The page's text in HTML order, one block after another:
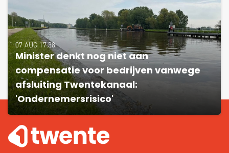
07 AUG 17:38
Minister denkt nog niet aan
compensatie voor bedrijven vanwege
afsluiting Twentekanaal:
'Ondernemersrisico'